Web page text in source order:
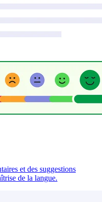
et des suggestions
de la langue.